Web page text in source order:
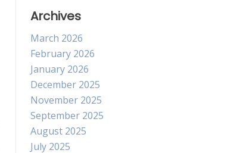
Archives
March 2026
February 2026
January 2026
December 2025
November 2025
September 2025
August 2025
July 2025